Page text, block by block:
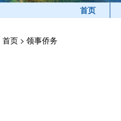
首页
首页 > 领事侨务